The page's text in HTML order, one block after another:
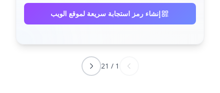
إنشاء رمز استجابة سريعة لموقع الويب
1
/
21